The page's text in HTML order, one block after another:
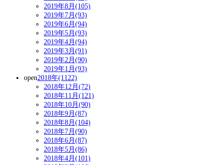
2019年8月(105)
2019年7月(93)
2019年6月(94)
2019年5月(93)
2019年4月(94)
2019年3月(91)
2019年2月(90)
2019年1月(93)
open2018年(1122)
2018年12月(72)
2018年11月(121)
2018年10月(90)
2018年9月(87)
2018年8月(104)
2018年7月(90)
2018年6月(87)
2018年5月(86)
2018年4月(101)